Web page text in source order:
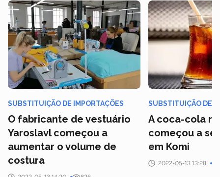
SUBSTITUIÇÃO DE IMPORTAÇÕES
O fabricante de vestuário
Yaroslavl começou a
aumentar o volume de
costura
SUBSTITUIÇÃO DE
A coca-cola
começou a
em Komi
2022-05-13 13:28